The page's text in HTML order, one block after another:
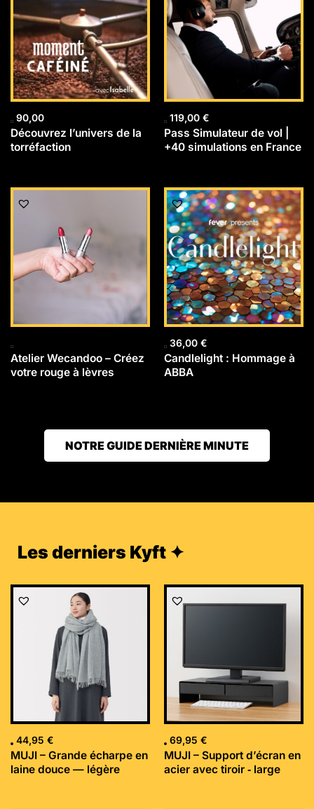
90,00
Découvrez l’univers de la
torréfaction
119,00 €
Pass Simulateur de vol |
+40 simulations en France
Atelier Wecandoo – Créez
votre rouge à lèvres
36,00 €
Candlelight : Hommage à
ABBA
NOTRE GUIDE DERNIÈRE MINUTE
Les derniers Kyft ✦
44,95 €
MUJI – Grande écharpe en
laine douce — légère
69,95 €
MUJI – Support d’écran en
acier avec tiroir ‐ large